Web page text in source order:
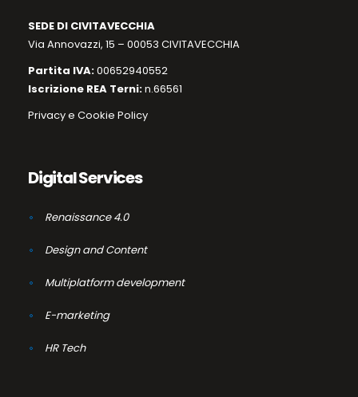
SEDE DI CIVITAVECCHIA
Via Annovazzi, 15 – 00053 CIVITAVECCHIA
Partita IVA:00652940552
Iscrizione REA Terni:n.66561
Privacy e Cookie Policy
Digital Services
Renaissance 4.0
Design and Content
Multiplatform development
E-marketing
HR Tech